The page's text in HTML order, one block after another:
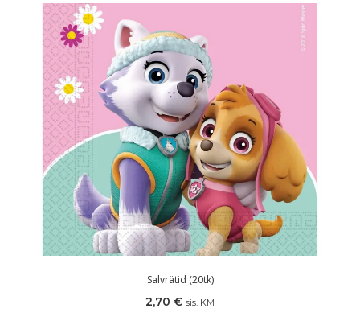
Salvrätid (20tk)
2,70 € sis. KM